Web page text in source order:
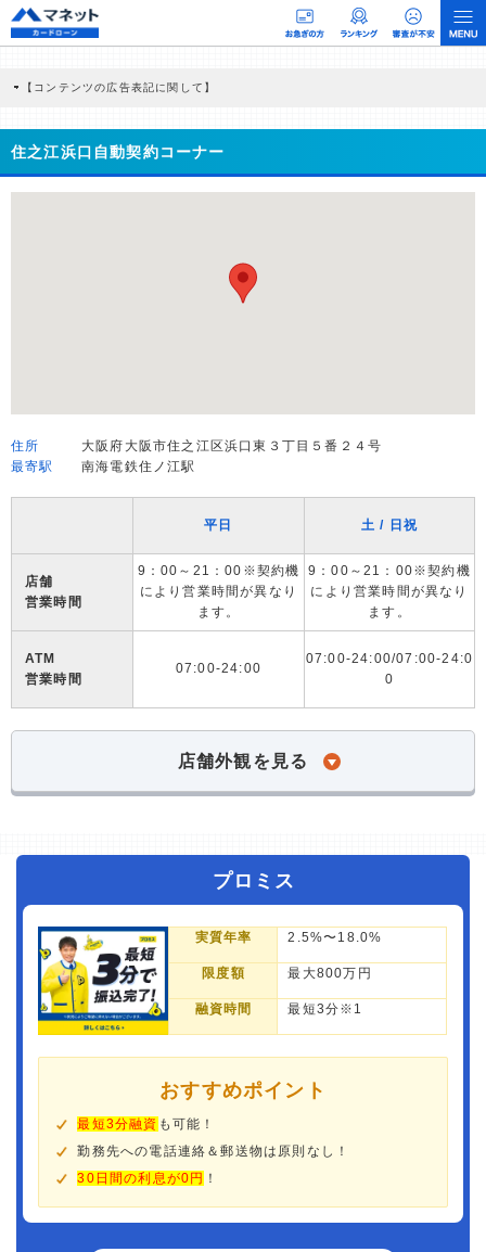
【コンテンツの広告表記に関して】
商品を根拠なくPRするものではなく、当編集部の調査／ユーザーへの口コミ収集な
どに基づき、公平性を担保した情報提供を行っています。
>提携企業一覧
住之江浜口自動契約コーナー
住所
大阪府大阪市住之江区浜口東３丁目５番２４号
最寄駅
南海電鉄住ノ江駅
平日 土 / 日祝
店舗
営業時間
9：00～21：00※契約機
により営業時間が異なり
ます。
9：00～21：00※契約機
により営業時間が異なり
ます。
ATM
営業時間
07:00-24:00
07:00-24:00/07:00-24:0
0
店舗外観を見る
プロミス
実質年率 2.5%〜18.0%
限度額 最大800万円
融資時間 最短3分※1
おすすめポイント
最短3分融資 も可能！
勤務先への電話連絡＆郵送物は原則なし！
30日間の利息が0円 ！